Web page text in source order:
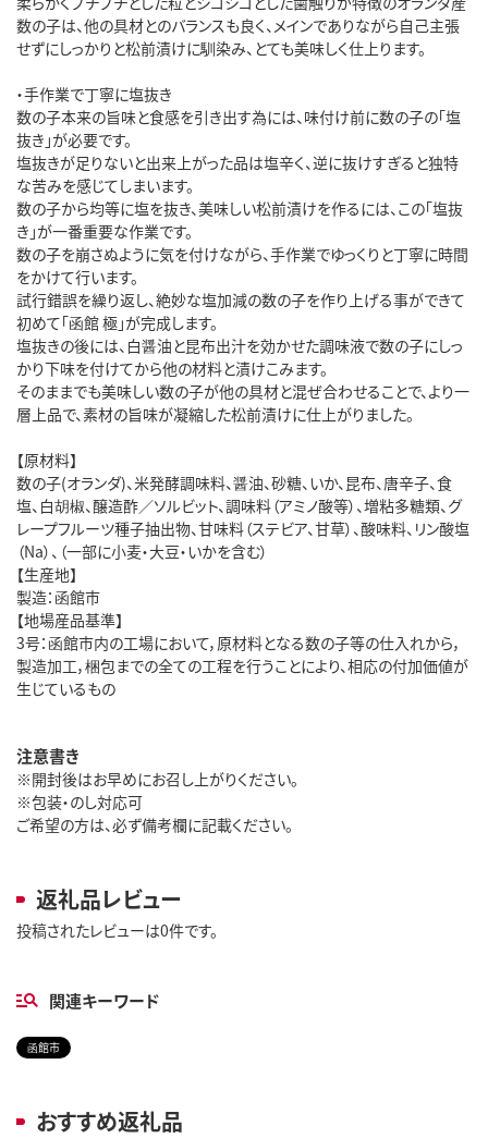
数の子は、他の具材とのバランスも良く、メインでありながら自己主張
せずにしっかりと松前漬けに馴染み、とても美味しく仕上ります。
・手作業で丁寧に塩抜き
数の子本来の旨味と食感を引き出す為には、味付け前に数の子の「塩
抜き」が必要です。
塩抜きが足りないと出来上がった品は塩辛く、逆に抜けすぎると独特
な苦みを感じてしまいます。
数の子から均等に塩を抜き、美味しい松前漬けを作るには、この「塩抜
き」が一番重要な作業です。
数の子を崩さぬように気を付けながら、手作業でゆっくりと丁寧に時間
をかけて行います。
試行錯誤を繰り返し、絶妙な塩加減の数の子を作り上げる事ができて
初めて「函館 極」が完成します。
塩抜きの後には、白醤油と昆布出汁を効かせた調味液で数の子にしっ
かり下味を付けてから他の材料と漬けこみます。
そのままでも美味しい数の子が他の具材と混ぜ合わせることで、より一
層上品で、素材の旨味が凝縮した松前漬けに仕上がりました。
【原材料】
数の子(オランダ)、米発酵調味料、醤油、砂糖、いか、昆布、唐辛子、食
塩、白胡椒、醸造酢／ソルビット、調味料（アミノ酸等）、増粘多糖類、グ
レープフルーツ種子抽出物、甘味料（ステビア、甘草）、酸味料、リン酸塩
（Na）、（一部に小麦・大豆・いかを含む）
【生産地】
製造：函館市
【地場産品基準】
3号：函館市内の工場において，原材料となる数の子等の仕入れから，
製造加工，梱包までの全ての工程を行うことにより、相応の付加価値が
生じているもの
注意書き
※開封後はお早めにお召し上がりください。
※包装・のし対応可
ご希望の方は、必ず備考欄に記載ください。
返礼品レビュー
投稿されたレビューは0件です。
関連キーワード
函館市
おすすめ返礼品